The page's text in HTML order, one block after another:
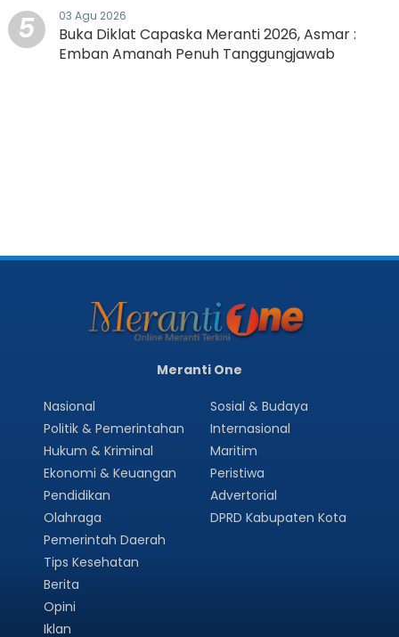
5 03 Agu 2026
Buka Diklat Capaska Meranti 2026, Asmar :
Emban Amanah Penuh Tanggungjawab
Meranti One
Nasional
Politik & Pemerintahan
Hukum & Kriminal
Ekonomi & Keuangan
Pendidikan
Olahraga
Sosial & Budaya
Internasional
Maritim
Peristiwa
Advertorial
DPRD Kabupaten Kota
Pemerintah Daerah
Tips Kesehatan
Berita
Opini
Iklan